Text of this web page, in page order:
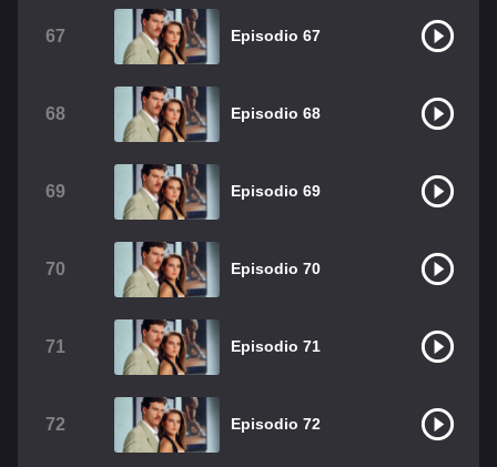
67 Episodio 67
68 Episodio 68
69 Episodio 69
70 Episodio 70
71 Episodio 71
72 Episodio 72